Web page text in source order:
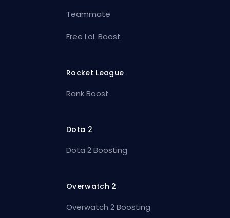
Teammate
Free LoL Boost
Rocket League
Rank Boost
Dota 2
Dota 2 Boosting
Overwatch 2
Overwatch 2 Boosting